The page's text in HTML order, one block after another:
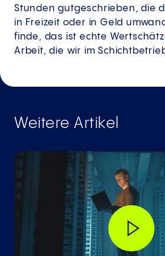
Stunden gutgeschrieben, die
in Freizeit oder in Geld
finde, das ist echte
Arbeit, die wir im
Weitere Artikel